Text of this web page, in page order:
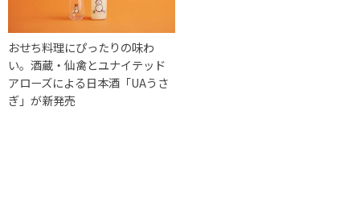
おせち料理にぴったりの味わ
い。酒蔵・仙禽とユナイテッド
アローズによる日本酒「UAうさ
ぎ」が新発売